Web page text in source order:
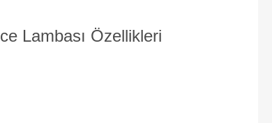
Lambası Özellikleri